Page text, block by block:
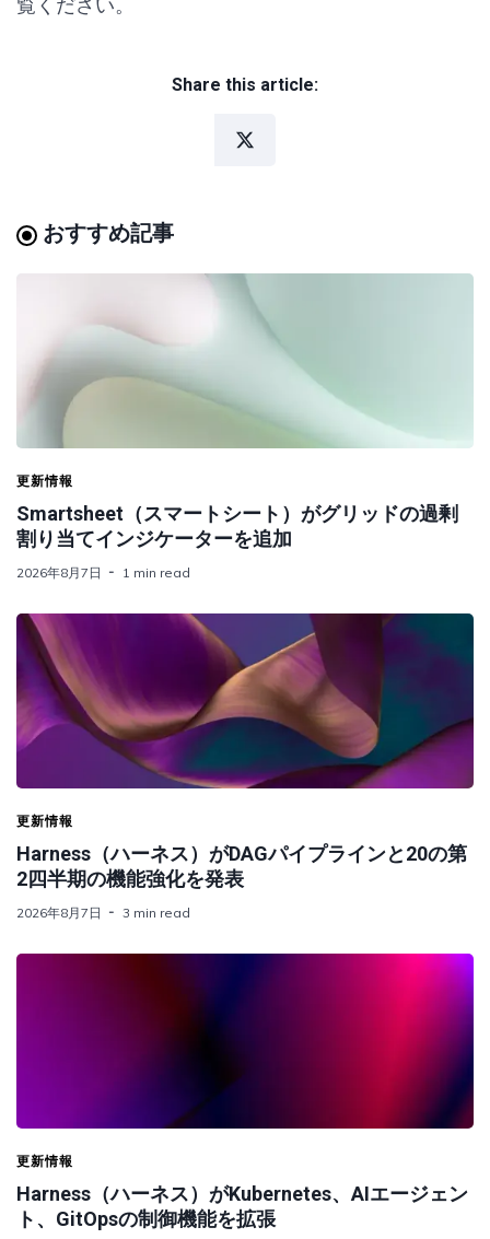
Share this article:
おすすめ記事
更新情報
Smartsheet（スマートシート）がグリッドの過剰
割り当てインジケーターを追加
2026年8月7日 1 min read
更新情報
Harness（ハーネス）がDAGパイプラインと20の第
2四半期の機能強化を発表
2026年8月7日 3 min read
更新情報
Harness（ハーネス）がKubernetes、AIエージェン
ト、GitOpsの制御機能を拡張